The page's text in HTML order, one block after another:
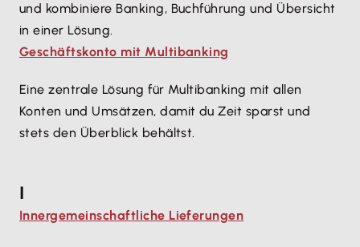
und kombiniere Banking, Buchführung und Übersicht
in einer Lösung.
Geschäftskonto mit Multibanking
Eine zentrale Lösung für Multibanking mit allen
Konten und Umsätzen, damit du Zeit sparst und
stets den Überblick behältst.
I
Innergemeinschaftliche Lieferungen